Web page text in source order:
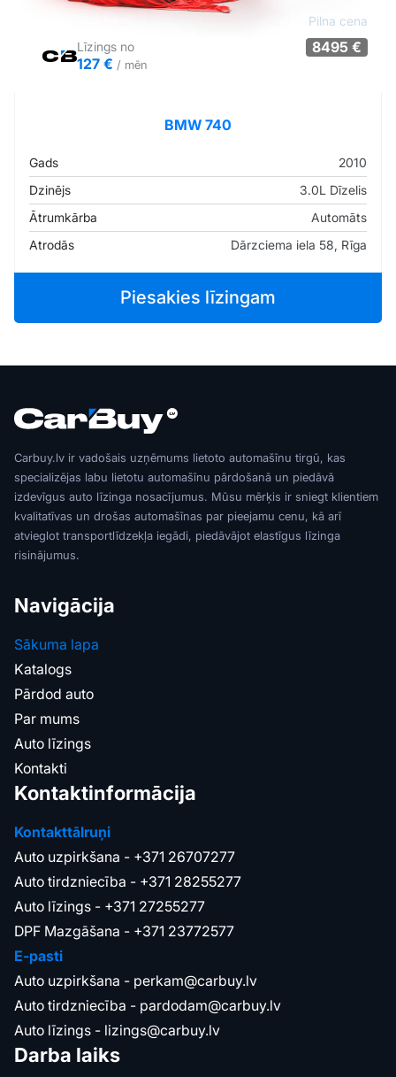
Līzings no
127 € / mēn
Pilna cena
8495 €
BMW 740
Gads
2010
Dzinējs
3.0L Dīzelis
Ātrumkārba
Automāts
Atrodās
Dārzciema iela 58, Rīga
Piesakies līzingam
Carbuy.lv ir vadošais uzņēmums lietoto automašīnu tirgū, kas
specializējas labu lietotu automašīnu pārdošanā un piedāvā
izdevīgus auto līzinga nosacījumus. Mūsu mērķis ir sniegt klientiem
kvalitatīvas un drošas automašīnas par pieejamu cenu, kā arī
atvieglot transportlīdzekļa iegādi, piedāvājot elastīgus līzinga
risinājumus.
Navigācija
Sākuma lapa
Katalogs
Pārdod auto
Par mums
Auto līzings
Kontakti
Kontaktinformācija
Kontakttālruņi
Auto uzpirkšana - +371 26707277
Auto tirdzniecība - +371 28255277
Auto līzings - +371 27255277
DPF Mazgāšana - +371 23772577
E-pasti
Auto uzpirkšana - perkam@carbuy.lv
Auto tirdzniecība - pardodam@carbuy.lv
Auto līzings - lizings@carbuy.lv
Darba laiks